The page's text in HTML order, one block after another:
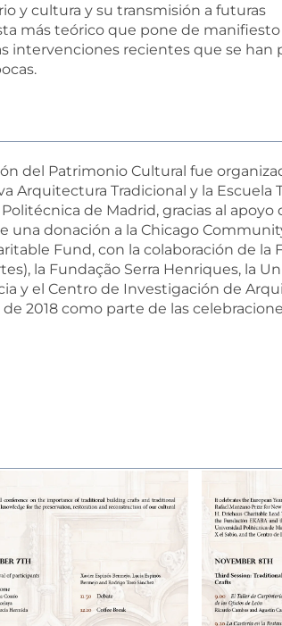
y cultura y su transmisión a futuras
más teórico que pone de
intervenciones recientes que se han
del Patrimonio Cultural fue
Arquitectura Tradicional y la Escuela
de Madrid, gracias al apoyo
una donación a la Chicago
Fund, con la colaboración de la
la Fundação Serra Henriques, la
y el Centro de Investigación de
2018 como parte de las